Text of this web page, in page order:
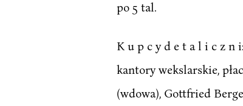
po 5 tal.
K u p c y d e t a l i c z n
kantory wekslarskie,
(wdowa), Gottfried